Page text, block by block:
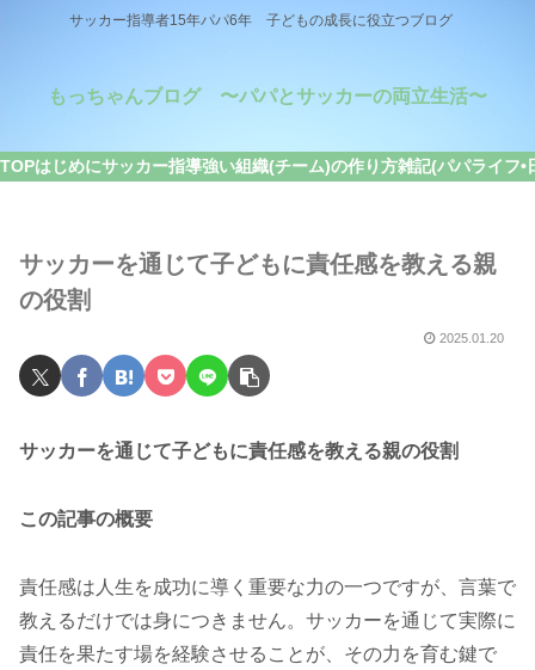
サッカー指導者15年パパ6年 子どもの成長に役立つブログ
もっちゃんブログ 〜パパとサッカーの両立生活〜
TOPはじめにサッカー指導強い組織(チーム)の作り方雑記(パパライフ•
サッカーを通じて子どもに責任感を教える親
の役割
2025.01.20
サッカーを通じて子どもに責任感を教える親の役割
この記事の概要
責任感は人生を成功に導く重要な力の一つですが、言葉で
教えるだけでは身につきません。サッカーを通じて実際に
責任を果たす場を経験させることが、その力を育む鍵で